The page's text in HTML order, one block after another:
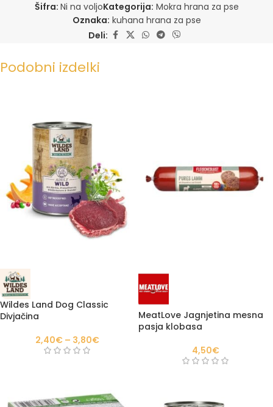
Šifra: Ni na voljoKategorija: Mokra hrana za pse
Oznaka: kuhana hrana za pse
Deli:
Podobni izdelki
Wildes Land Dog Classic
Divjačina
2,40€ – 3,80€
MeatLove Jagnjetina mesna
pasja klobasa
4,50€